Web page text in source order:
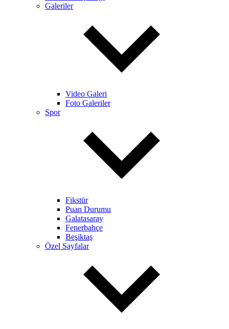
Galeriler
Video Galeri
Foto Galeriler
Spor
Fikstür
Puan Durumu
Galatasaray
Fenerbahçe
Beşiktaş
Özel Sayfalar